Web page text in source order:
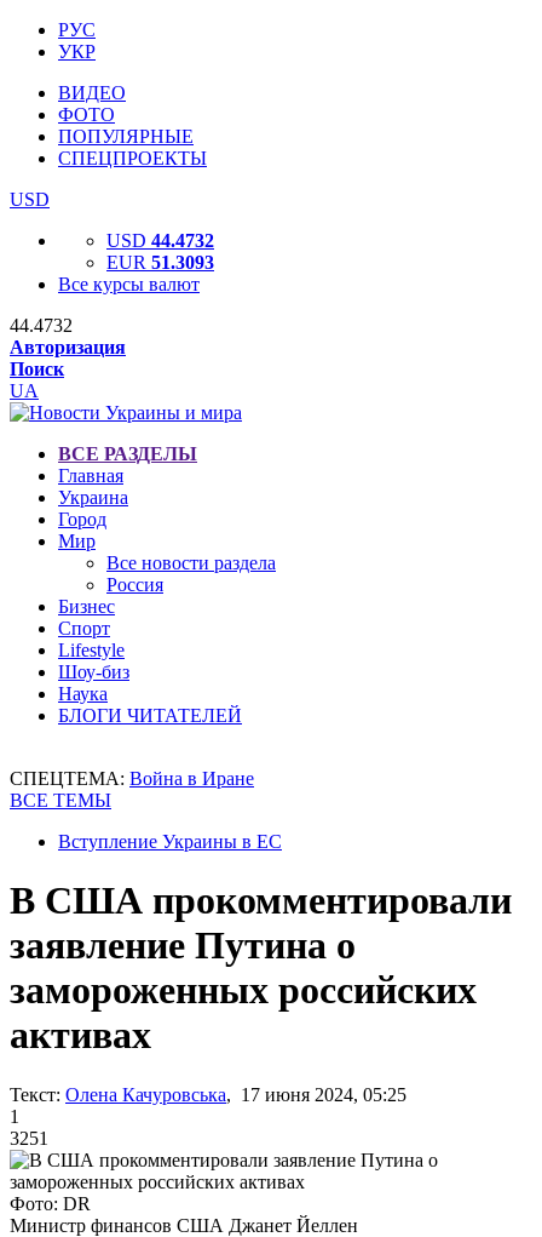
РУС
УКР
ВИДЕО
ФОТО
ПОПУЛЯРНЫЕ
СПЕЦПРОЕКТЫ
USD
USD 44.4732
EUR 51.3093
Все курсы валют
44.4732
Авторизация
Поиск
UA
ВСЕ РАЗДЕЛЫ
Главная
Украина
Город
Мир
Все новости раздела
Россия
Бизнес
Спорт
Lifestyle
Шоу-биз
Наука
БЛОГИ ЧИТАТЕЛЕЙ
СПЕЦТЕМА: Война в Иране
ВСЕ ТЕМЫ
Вступление Украины в ЕС
В США прокомментировали
заявление Путина о
замороженных российских
активах
Текст: Олена Качуровська, 17 июня 2024, 05:25
1
3251
Фото: DR
Министр финансов США Джанет Йеллен